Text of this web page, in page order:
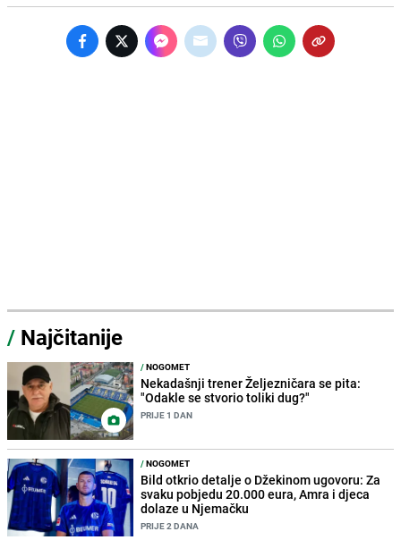
/ Najčitanije
/NOGOMET
Nekadašnji trener Željezničara se pita:
"Odakle se stvorio toliki dug?"
PRIJE 1 DAN
/NOGOMET
Bild otkrio detalje o Džekinom ugovoru: Za
svaku pobjedu 20.000 eura, Amra i djeca
dolaze u Njemačku
PRIJE 2 DANA